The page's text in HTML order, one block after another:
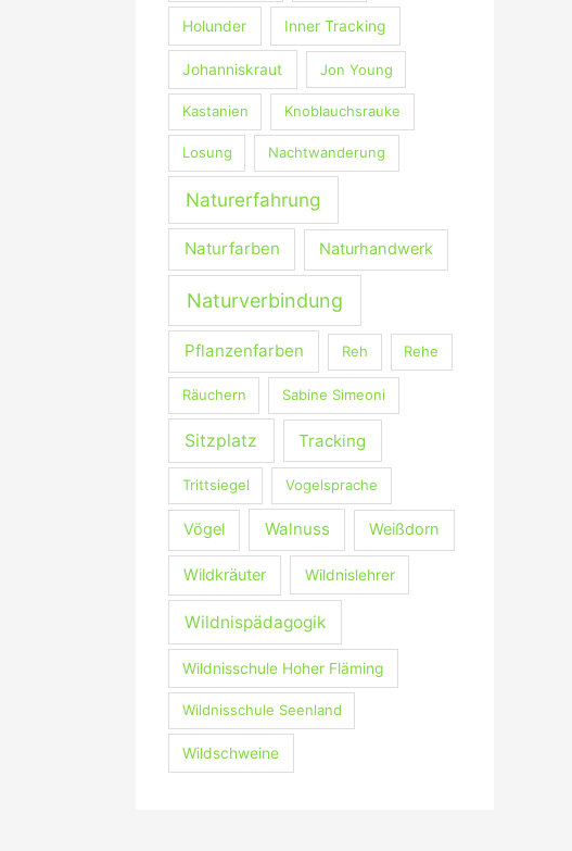
Holunder Inner Tracking
Johanniskraut Jon Young
Kastanien Knoblauchsrauke
Losung Nachtwanderung
Naturerfahrung
Naturfarben Naturhandwerk
Naturverbindung
Pflanzenfarben Reh Rehe
Räuchern Sabine Simeoni
Sitzplatz Tracking
Trittsiegel Vogelsprache
Vögel Walnuss Weißdorn
Wildkräuter Wildnislehrer
Wildnispädagogik
Wildnisschule Hoher Fläming
Wildnisschule Seenland
Wildschweine